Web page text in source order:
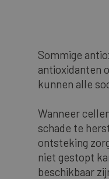
Sommige
antioxidanten
kunnen alle
Wanneer
schade te
ontsteking
niet gestopt
beschikbaar